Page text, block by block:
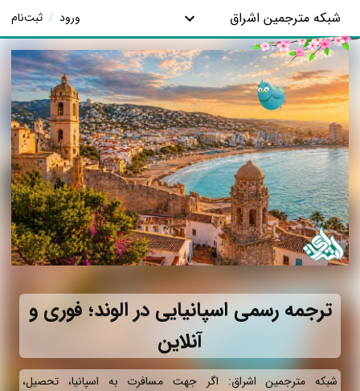
شبکه مترجمین اشراق ورود / ثبت‌نام
ترجمه رسمی اسپانیایی در الوند؛ فوری و
آنلاین
شبکه مترجمین اشراق: اگر جهت مسافرت به اسپانیا، تحصیل،